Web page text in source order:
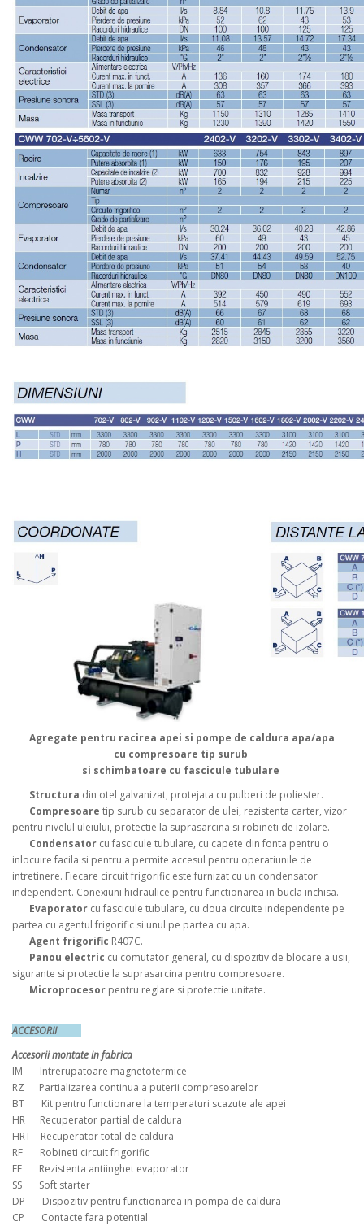
Agregate pentru racirea apei si pompe de caldura apa/apa
cu compresoare tip surub
si schimbatoare cu fascicule tubulare
Structura din otel galvanizat, protejata cu pulberi de poliester.
Compresoare tip surub cu separator de ulei, rezistenta carter, vizor
pentru nivelul uleiului, protectie la suprasarcina si robineti de izolare.
Condensator cu fascicule tubulare, cu capete din fonta pentru o
inlocuire facila si pentru a permite accesul pentru operatiunile de
intretinere. Fiecare circuit frigorific este furnizat cu un condensator
independent. Conexiuni hidraulice pentru functionarea in bucla inchisa.
Evaporator cu fascicule tubulare, cu doua circuite independente pe
partea cu agentul frigorific si unul pe partea cu apa.
Agent frigorific R407C.
Panou electric cu comutator general, cu dispozitiv de blocare a usii,
sigurante si protectie la suprasarcina pentru compresoare.
Microprocesor pentru reglare si protectie unitate.
ACCESORII
Accesorii montate in fabrica
IM Intrerupatoare magnetotermice
RZ Partializarea continua a puterii compresoarelor
BT Kit pentru functionare la temperaturi scazute ale apei
HR Recuperator partial de caldura
HRT Recuperator total de caldura
RF Robineti circuit frigorific
FE Rezistenta antiinghet evaporator
SS Soft starter
DP Dispozitiv pentru functionarea in pompa de caldura
CP Contacte fara potential